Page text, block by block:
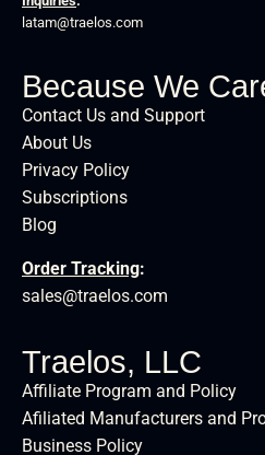
latam@traelos.com
Because We
Contact Us and Support
About Us
Privacy Policy
Subscriptions
Blog
Order Tracking:
sales@traelos.com
Traelos, LLC
Affiliate Program and Policy
Afiliated Manufacturers and
Business Policy